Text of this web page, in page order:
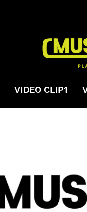
VIDEO CLIP1